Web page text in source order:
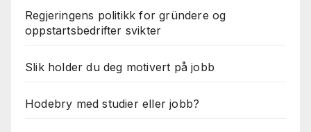
Regjeringens politikk for gründere og
oppstartsbedrifter svikter
Slik holder du deg motivert på jobb
Hodebry med studier eller jobb?